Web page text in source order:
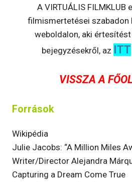
A VIRTUÁLIS
filmismertetései szabadon
weboldalon, aki
bejegyzésekről, az ITT
VISSZA A
Források
Wikipédia
Julie Jacobs: “A Million Miles
Writer/Director Alejandra
Capturing a Dream Come True